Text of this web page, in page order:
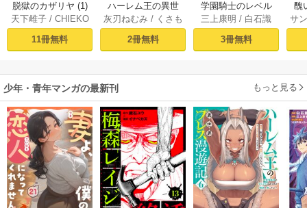
脱獄のカザリヤ (1)
天下雌子/ CHIEKO
11冊無料
ハーレム王の異世
界プレス漫遊記 ～
最強無双のおじさ
んはあらゆる種族
ミック） 1巻
灰刃ねむみ / くさも
ち
2冊無料
学園騎士のレベル
アップ！レベル100
0超えの転生者、落
ちこぼれクラスに
（コミック） ： 1
三上康明 / 白石識
3冊無料
醜
同
サ
少年・青年マンガの最新刊 もっと見る